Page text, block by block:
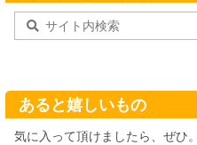
あると嬉しいもの
気に入って頂けましたら、ぜひ。